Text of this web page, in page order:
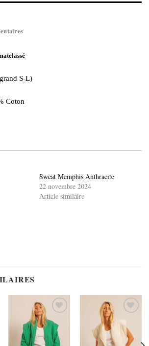
S-L)
Coton
Sweat Memphis Anthracite
22 novembre 2024
Article similaire
Ajouter
à la
Ajouter
à la